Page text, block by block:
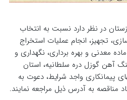
در نظر دارد نسبت به انتخاب
تجهیز، انجام عملیات استخراج
معدنی و بهره برداری، نگهداری و
گوزل دره سلطانیه، استان
پیمانکاری واجد شرایط، دعوت به
به آدرس ذیل مراجعه نمایند.